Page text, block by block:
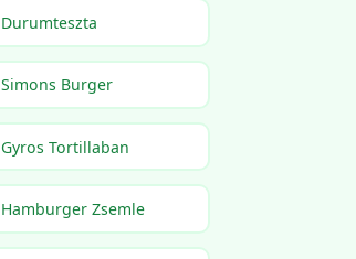
Durumteszta
Simons Burger
Gyros Tortillaban
Hamburger Zsemle